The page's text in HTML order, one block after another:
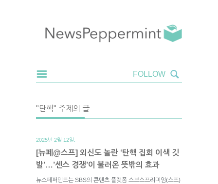
"탄핵" 주제의 글
2025년 2월 12일.
[뉴페@스프] 외신도 놀란 ‘탄핵 집회 이색 깃
발’…’센스 경쟁’이 불러온 뜻밖의 효과
뉴스페퍼민트는 SBS의 콘텐츠 플랫폼 스브스프리미엄(스프)